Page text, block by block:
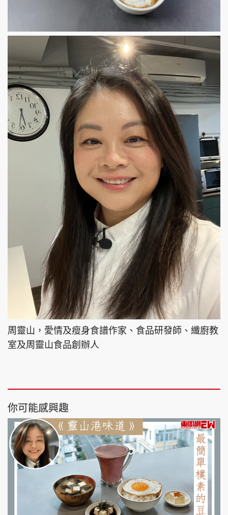
周靈山，愛情及瘦身食譜作家、食品研發師、纖廚教
室及周靈山食品創辦人
你可能感興趣